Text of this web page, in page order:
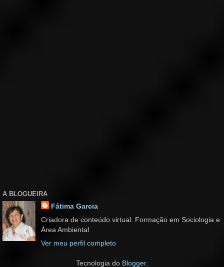
A BLOGUEIRA
Fátima Garcia
Criadora de conteúdo virtual. Formação em Sociologia e
Área Ambiental
Ver meu perfil completo
Tecnologia do Blogger.